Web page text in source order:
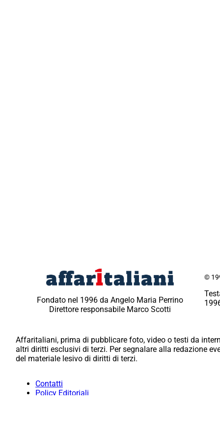
Fondato nel 1996 da Angelo Maria Perrino
Direttore responsabile Marco Scotti
©
Affaritaliani, prima di pubblicare foto, video o testi da
altri diritti esclusivi di terzi. Per segnalare alla redazione
del materiale lesivo di diritti di terzi.
Contatti
Policy Editoriali